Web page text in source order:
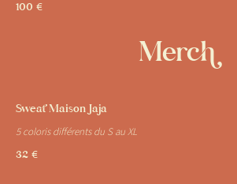
100 €
Merch
Sweat Maison Jaja
5 coloris différents du S au XL
32 €